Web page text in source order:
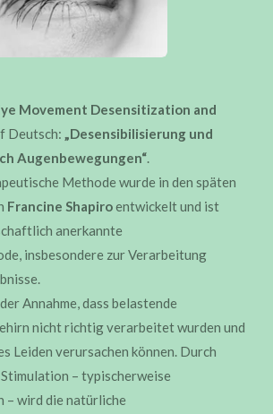
Movement Desensitization and
Deutsch: „Desensibilisierung und
Augenbewegungen“.
Methode wurde in den späten
Francine Shapiroentwickelt und ist
anerkannte
insbesondere zur Verarbeitung
Annahme, dass belastende
nicht richtig verarbeitet wurden und
Leiden verursachen können. Durch
– typischerweise
– wird die natürliche